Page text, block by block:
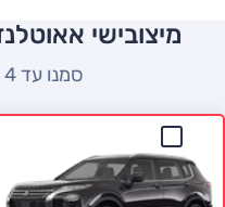
מיצובישי
סמנו עד 4 דגמים להשוואה